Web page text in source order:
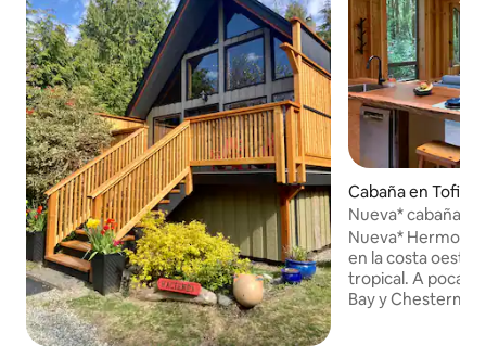
Cabaña en Tofino
Nueva* cabaña
la selva tropical
Nueva* Hermosa
en la costa oeste
tropical. A poca
Bay y